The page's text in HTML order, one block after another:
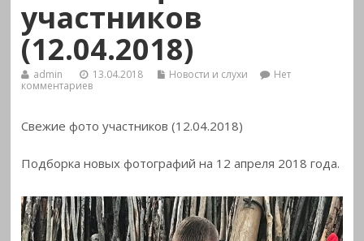
участников
(12.04.2018)
admin 13.04.2018 Новости и слухи
Нет
комментариев
Свежие фото участников (12.04.2018)
Подборка новых фотографий на 12 апреля 2018года.